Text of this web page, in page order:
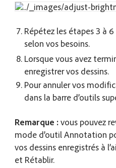
Répétez les étapes 3 à
selon vos besoins.
Lorsque vous avez
enregistrer vos dessins.
Pour annuler vos
dans la barre d’outils
Remarque :vous pouvez
mode d’outil Annotation
vos dessins enregistrés à
et Rétablir.